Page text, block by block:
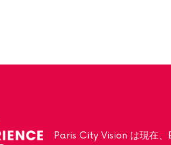
Paris City Vision は現在